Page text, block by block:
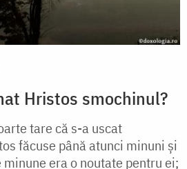
Hristos smochinul?
tare că s-a uscat
făcuse până atunci minuni și
era o noutate pentru ei;